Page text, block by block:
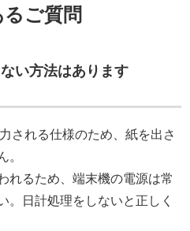
ご質問
い方法はあります
される仕様のため、紙を出さ
。​
れるため、端末機の電源は常
。日計処理をしないと正しく